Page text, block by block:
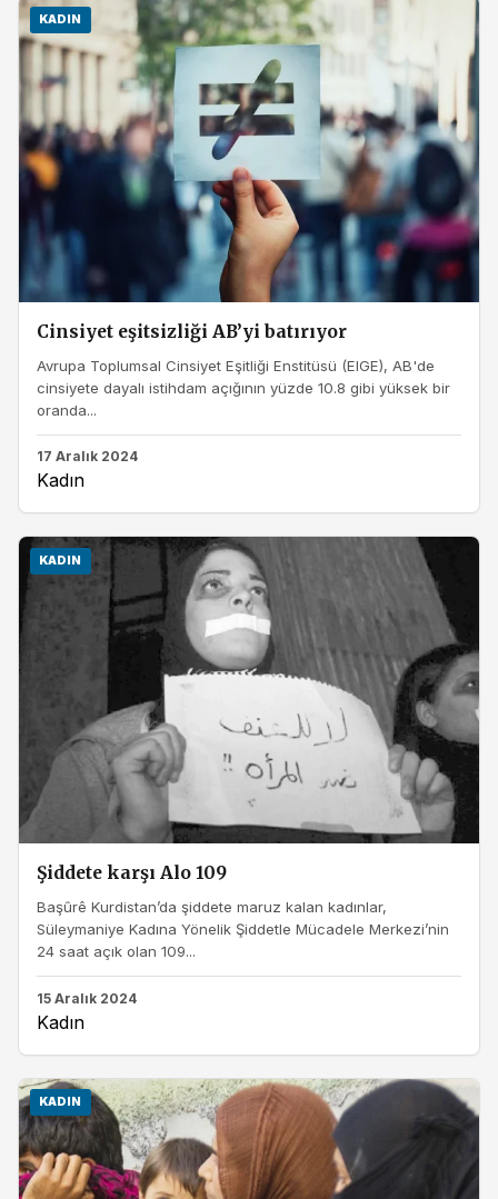
KADIN
Cinsiyet eşitsizliği AB’yi batırıyor
Avrupa Toplumsal Cinsiyet Eşitliği Enstitüsü (EIGE), AB'de
cinsiyete dayalı istihdam açığının yüzde 10.8 gibi yüksek bir
oranda...
17 Aralık 2024
Kadın
KADIN
Şiddete karşı Alo 109
Başûrê Kurdistan’da şiddete maruz kalan kadınlar,
Süleymaniye Kadına Yönelik Şiddetle Mücadele Merkezi’nin
24 saat açık olan 109...
15 Aralık 2024
Kadın
KADIN